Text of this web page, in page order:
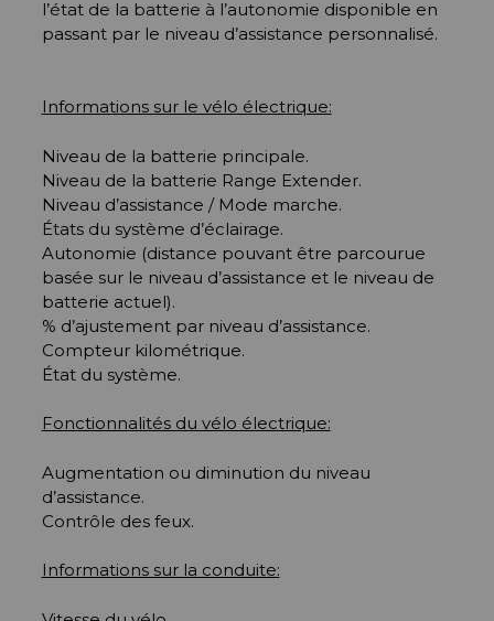
l’état de la batterie à l’autonomie disponible en
passant par le niveau d’assistance personnalisé.
Informations sur le vélo électrique:
Niveau de la batterie principale.
Niveau de la batterie Range Extender.
Niveau d’assistance / Mode marche.
États du système d’éclairage.
Autonomie (distance pouvant être parcourue
basée sur le niveau d’assistance et le niveau de
batterie actuel).
% d’ajustement par niveau d’assistance.
Compteur kilométrique.
État du système.
Fonctionnalités du vélo électrique:
Augmentation ou diminution du niveau
d’assistance.
Contrôle des feux.
Informations sur la conduite: